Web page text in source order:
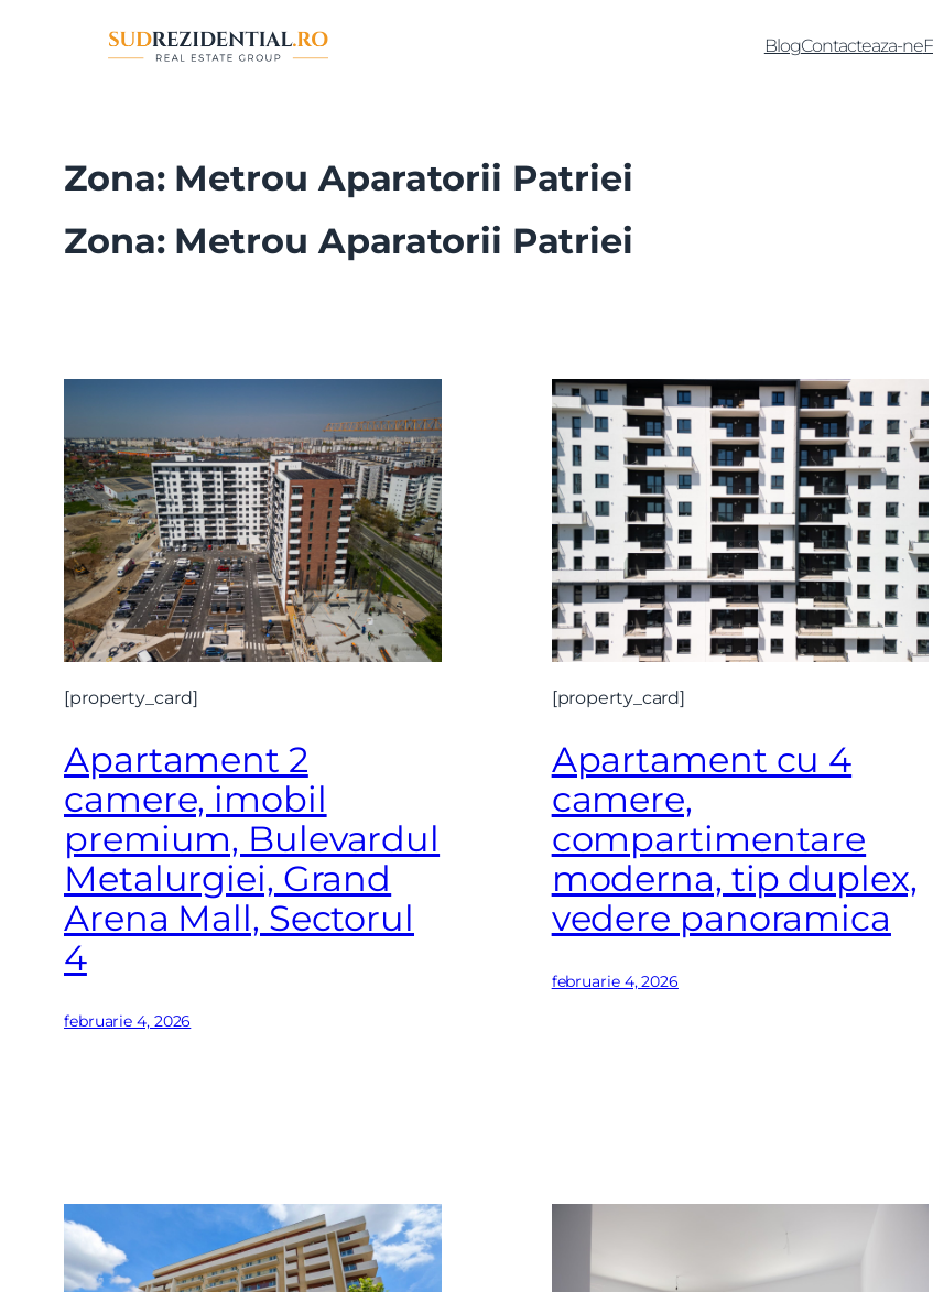
BlogContacteaza-ne
Zona: Metrou Aparatorii Patriei
Zona: Metrou Aparatorii Patriei
[property_card]
Apartament 2
camere, imobil
premium, Bulevardul
Metalurgiei, Grand
Arena Mall, Sectorul
4
februarie 4, 2026
[property_card]
Apartament cu 4
camere,
compartimentare
moderna, tip duplex,
vedere panoramica
februarie 4, 2026